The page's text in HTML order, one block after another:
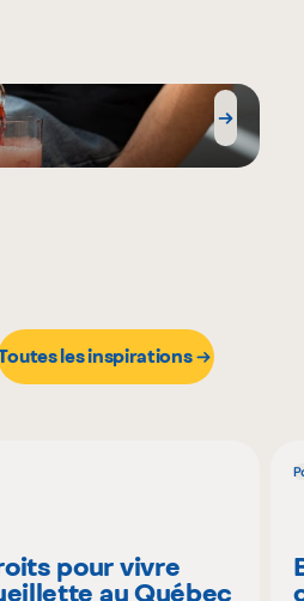
les inspirations
pour vivre
au Québec